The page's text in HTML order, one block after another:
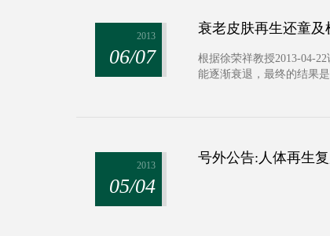
2013
06/07
衰老皮肤再生还童及
根据徐荣祥教授2013-04-
能逐渐衰退，最终的结果是
2013
05/04
号外公告:人体再生